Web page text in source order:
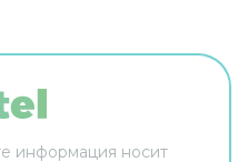
информация носит